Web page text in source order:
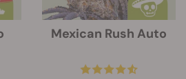
Mexican Rush Auto